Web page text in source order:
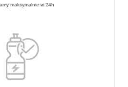
maksymalnie w 24h